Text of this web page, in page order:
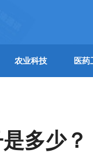
农业科技 医药
多少？